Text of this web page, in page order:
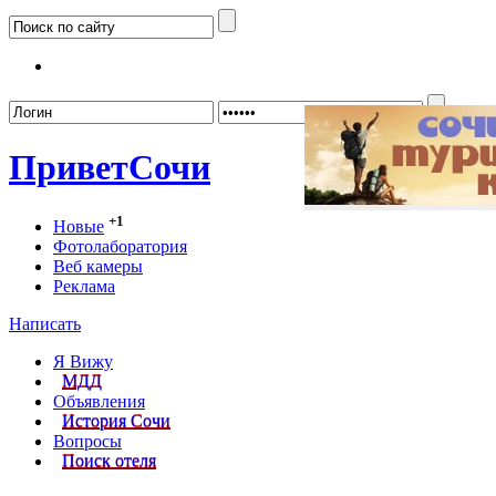
ПриветСочи
Новые +1
Фотолаборатория
Веб камеры
Реклама
Написать
Я Вижу
МДД
Объявления
История Сочи
Вопросы
Поиск отеля